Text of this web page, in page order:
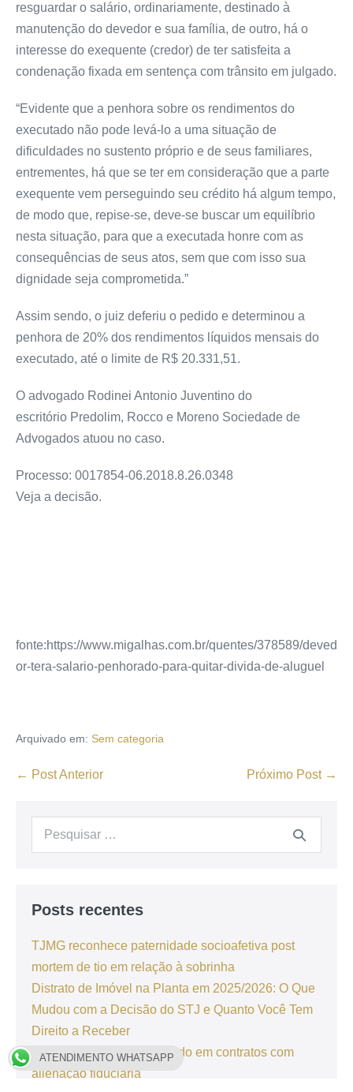
resguardar o salário, ordinariamente, destinado à
manutenção do devedor e sua família, de outro, há o
interesse do exequente (credor) de ter satisfeita a
condenação fixada em sentença com trânsito em julgado.
“Evidente que a penhora sobre os rendimentos do
executado não pode levá-lo a uma situação de
dificuldades no sustento próprio e de seus familiares,
entrementes, há que se ter em consideração que a parte
exequente vem perseguindo seu crédito há algum tempo,
de modo que, repise-se, deve-se buscar um equilíbrio
nesta situação, para que a executada honre com as
consequências de seus atos, sem que com isso sua
dignidade seja comprometida.”
Assim sendo, o juiz deferiu o pedido e determinou a
penhora de 20% dos rendimentos líquidos mensais do
executado, até o limite de R$ 20.331,51.
O advogado Rodinei Antonio Juventino do
escritório Predolim, Rocco e Moreno Sociedade de
Advogados atuou no caso.
Processo: 0017854-06.2018.8.26.0348
Veja a decisão.
fonte:https://www.migalhas.com.br/quentes/378589/deved
or-tera-salario-penhorado-para-quitar-divida-de-aluguel
Arquivado em: Sem categoria
← Post Anterior Próximo Post →
Posts recentes
TJMG reconhece paternidade socioafetiva post
mortem de tio em relação à sobrinha
Distrato de Imóvel na Planta em 2025/2026: O Que
Mudou com a Decisão do STJ e Quanto Você Tem
Direito a Receber
Uso da Tabela Price é válido em contratos com
alienação fiduciária
ATENDIMENTO WHATSAPP